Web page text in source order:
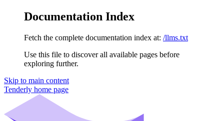
Documentation Index
Fetch the complete documentation index at: /llms.txt
Use this file to discover all available pages before
exploring further.
Skip to main content
Tenderly home page